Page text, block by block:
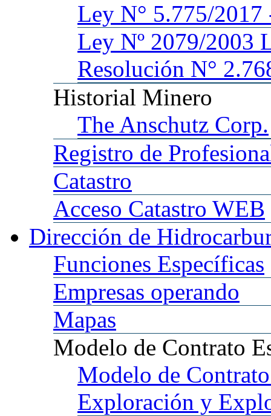
Ley N° 5.775/
Ley Nº 2079/2003
Resolución N°
Historial Minero
The Anschutz Corp.
Registro de
Catastro
Acceso Catastro WEB
Dirección de
Funciones Específicas
Empresas operando
Mapas
Modelo de Contrato
Modelo de
Exploración y